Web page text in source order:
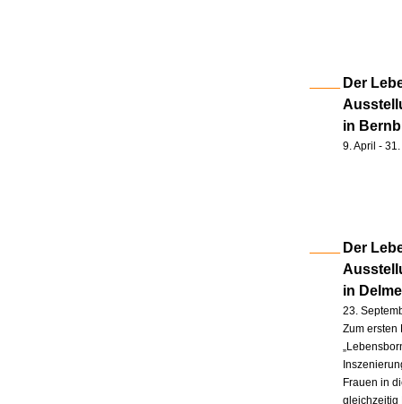
Der
in
9. April -
Der
in
23.
Zum ersten
Frauen in
gleichzeitig